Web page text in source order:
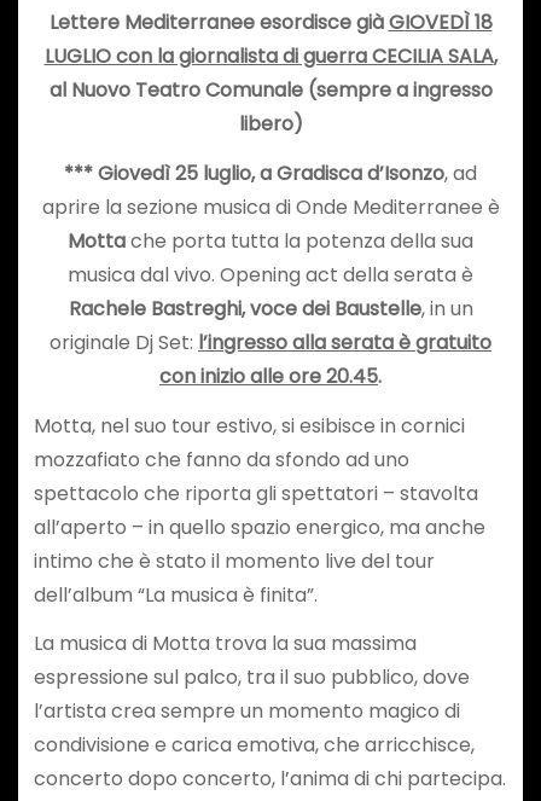
Lettere Mediterranee esordisce giàGIOVEDÌ 18
LUGLIO con la giornalista di guerra CECILIA SALA,
al Nuovo Teatro Comunale (sempre a ingresso
libero)
*** Giovedì 25 luglio, a Gradisca d’Isonzo, ad
aprire la sezione musica di Onde Mediterranee è
Mottache porta tutta la potenza della sua
musica dal vivo. Opening act della serata è
Rachele Bastreghi, voce dei Baustelle, in un
originale Dj Set: l’ingresso alla serata è gratuito
con inizio alle ore 20.45.
Motta, nel suo tour estivo, si esibisce in cornici
mozzafiato che fanno da sfondo ad uno
spettacolo che riporta gli spettatori – stavolta
all’aperto – in quello spazio energico, ma anche
intimo che è stato il momento live del tour
dell’album “La musica è finita”.
La musica di Motta trova la sua massima
espressione sul palco, tra il suo pubblico, dove
l’artista crea sempre un momento magico di
condivisione e carica emotiva, che arricchisce,
concerto dopo concerto, l’anima di chi partecipa.